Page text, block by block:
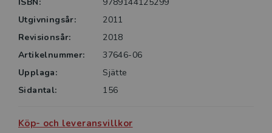
Utgivningsår:
2011
Revisionsår:
2018
Artikelnummer:
37646-06
Upplaga:
Sjätte
Sidantal:
156
Köp- och leveransvillkor